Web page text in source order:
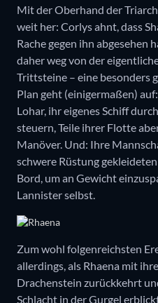
Mit der Oberhand der
weit her: Corlys ahnt, dass
Rache gegen ihn abgesehen
daher weg von der
Trittsteine – eine besonders
Plan geht (einigermaßen)
Lohar, ihr eigenes Schiff
steuern, Teile ihrer Flotte
Manöver. Und: Ihre
schwere Rüstung
Bord, um an Gewicht
Lannister selbst.
Zum wohl folgenreichsten
allerdings, als Rhaena mit
Drachenstein zurückkehrt
Schlacht in der Gurgel